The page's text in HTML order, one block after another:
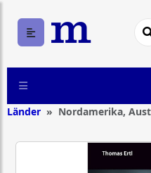
Länder Nordamerika,